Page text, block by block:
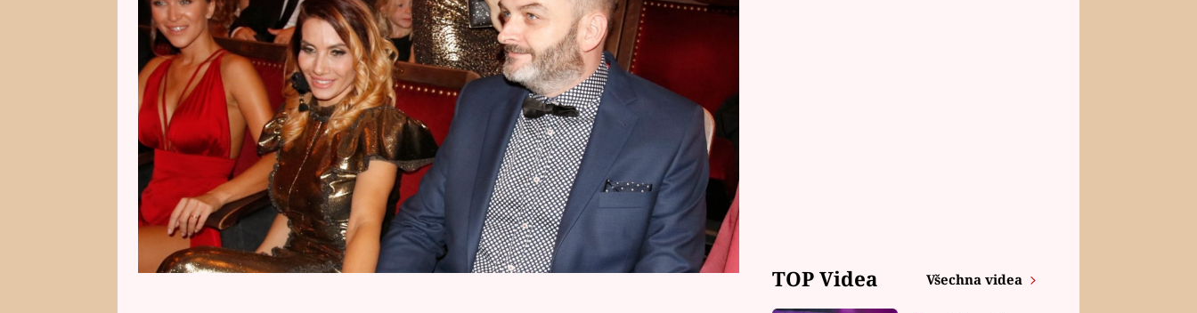
manželství zkrachovalo. S manželem Reném (48) stojí před rozvodem.
Nyní promluvil René Decastelo a odsoudil spekulace, že by si našel
mladou milenku. Manželství si prý rozbili oba manželé společně, ale
už s tím jsou smíření.
TOP Videa Všechna videa